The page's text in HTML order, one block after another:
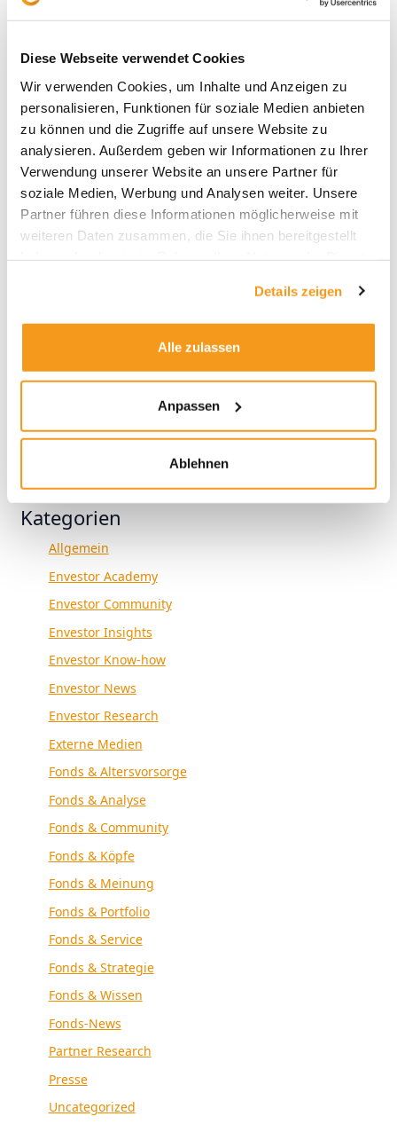
Diese Webseite verwendet Cookies
Wir verwenden Cookies, um Inhalte und Anzeigen zu
personalisieren, Funktionen für soziale Medien anbieten
zu können und die Zugriffe auf unsere Website zu
analysieren. Außerdem geben wir Informationen zu Ihrer
Verwendung unserer Website an unsere Partner für
soziale Medien, Werbung und Analysen weiter. Unsere
Partner führen diese Informationen möglicherweise mit
weiteren Daten zusammen, die Sie ihnen bereitgestellt
Details zeigen
Alle zulassen
Anpassen
Ablehnen
Archive
2026
2025
2023
2019
Kategorien
Allgemein
Envestor Academy
Envestor Community
Envestor Insights
Envestor Know-how
Envestor News
Envestor Research
Externe Medien
Fonds & Altersvorsorge
Fonds & Analyse
Fonds & Community
Fonds & Köpfe
Fonds & Meinung
Fonds & Portfolio
Fonds & Service
Fonds & Strategie
Fonds & Wissen
Fonds-News
Partner Research
Presse
Uncategorized